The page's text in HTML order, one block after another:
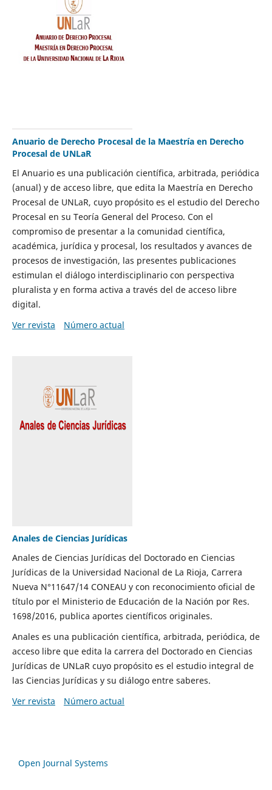
Anuario de Derecho Procesal de la Maestría en Derecho
Procesal de UNLaR
El Anuario es una publicación científica, arbitrada, periódica
(anual) y de acceso libre, que edita la Maestría en Derecho
Procesal de UNLaR, cuyo propósito es el estudio del Derecho
Procesal en su Teoría General del Proceso. Con el
compromiso de presentar a la comunidad científica,
académica, jurídica y procesal, los resultados y avances de
procesos de investigación, las presentes publicaciones
estimulan el diálogo interdisciplinario con perspectiva
pluralista y en forma activa a través del de acceso libre
digital.
Ver revista
Número actual
Anales de Ciencias Jurídicas
Anales de Ciencias Jurídicas del Doctorado en Ciencias
Jurídicas de la Universidad Nacional de La Rioja, Carrera
Nueva N°11647/14 CONEAU y con reconocimiento oficial de
título por el Ministerio de Educación de la Nación por Res.
1698/2016, publica aportes científicos originales.
Anales es una publicación científica, arbitrada, periódica, de
acceso libre que edita la carrera del Doctorado en Ciencias
Jurídicas de UNLaR cuyo propósito es el estudio integral de
las Ciencias Jurídicas y su diálogo entre saberes.
Ver revista
Número actual
Open Journal Systems